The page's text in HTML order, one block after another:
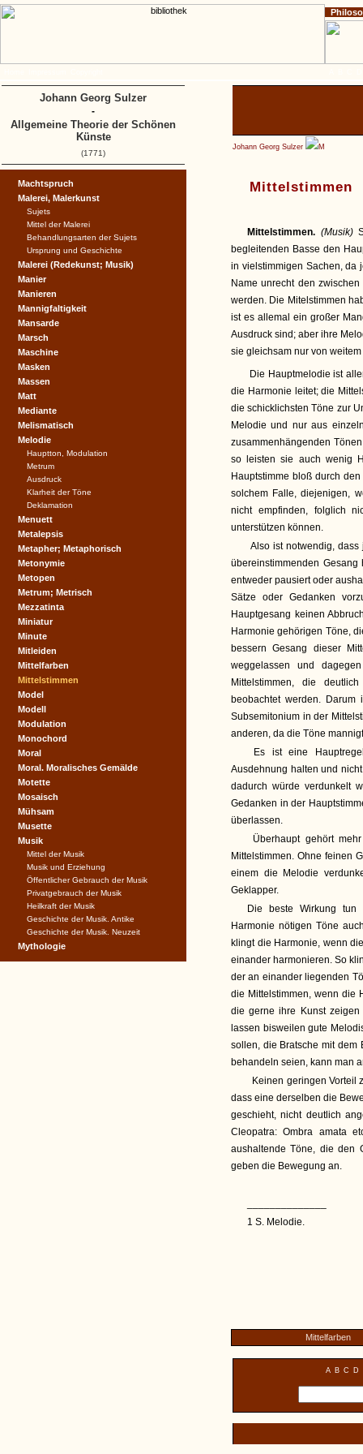
Johann Georg Sulzer M
Mittelstimmen
Mittelstimmen. (Musik)
begleitenden Basse den
in vielstimmigen Sachen, da
Name unrecht den
werden. Die Mitelstimmen
ist es allemal ein großer
Ausdruck sind; aber ihre
sie gleichsam nur von
Die Hauptmelodie ist
die Harmonie leitet; die
die schicklichsten Töne zur
Melodie und nur aus
zusammenhängenden
so leisten sie auch wenig
Hauptstimme bloß durch
solchem Falle, diejenigen,
nicht empfinden, folglich
unterstützen können.
Also ist notwendig,
übereinstimmenden
entweder pausiert oder
Sätze oder Gedanken
Hauptgesang keinen
Harmonie gehörigen Töne,
bessern Gesang dieser
weggelassen und
Mittelstimmen, die
beobachtet werden.
Subsemitonium in der
anderen, da die Töne
Es ist eine
Ausdehnung halten und
dadurch würde verdunkelt
Gedanken in der
überlassen.
Überhaupt gehört
Mittelstimmen. Ohne feinen
einem die Melodie
Geklapper.
Die beste Wirkung tun
Harmonie nötigen Töne
klingt die Harmonie, wenn
einander harmonieren. So
der an einander liegenden
die Mittelstimmen, wenn die
die gerne ihre Kunst
lassen bisweilen gute
sollen, die Bratsche mit dem
behandeln seien, kann man
Keinen geringen Vorteil
dass eine derselben die
geschieht, nicht deutlich
Cleopatra: Ombra amata
aushaltende Töne, die den
geben die Bewegung an.
1 S. Melodie.
Mittelfarben
A B C D
Machtspruch
Malerei, Malerkunst
Sujets
Mittel der Malerei
Behandlungsarten der Sujets
Ursprung und Geschichte
Malerei (Redekunst; Musik)
Manier
Manieren
Mannigfaltigkeit
Mansarde
Marsch
Maschine
Masken
Massen
Matt
Mediante
Melismatisch
Melodie
Hauptton, Modulation
Metrum
Ausdruck
Klarheit der Töne
Deklamation
Menuett
Metalepsis
Metapher; Metaphorisch
Metonymie
Metopen
Metrum; Metrisch
Mezzatinta
Miniatur
Minute
Mitleiden
Mittelfarben
Mittelstimmen
Model
Modell
Modulation
Monochord
Moral
Moral. Moralisches Gemälde
Motette
Mosaisch
Mühsam
Musette
Musik
Mittel der Musik
Musik und Erziehung
Öffentlicher Gebrauch der Musik
Privatgebrauch der Musik
Heilkraft der Musik
Geschichte der Musik. Antike
Geschichte der Musik. Neuzeit
Mythologie
Johann Georg Sulzer
-
Allgemeine Theorie der Schönen
Künste
(1771)